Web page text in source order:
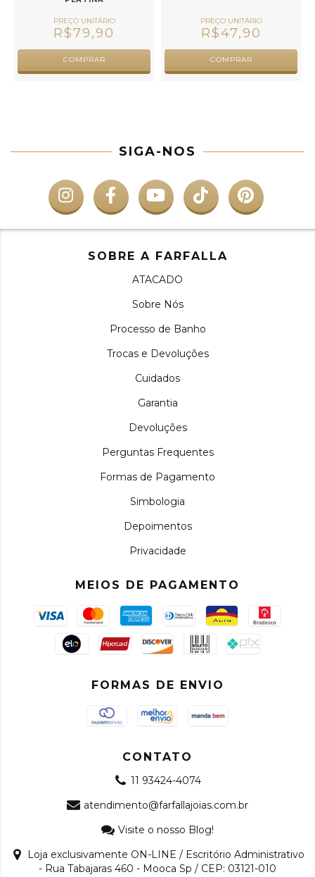
R$79,90
COMPRAR
R$47,90
COMPRAR
SIGA-NOS
SOBRE A FARFALLA
ATACADO
Sobre Nós
Processo de Banho
Trocas e Devoluções
Cuidados
Garantia
Devoluções
Perguntas Frequentes
Formas de Pagamento
Simbologia
Depoimentos
Privacidade
MEIOS DE PAGAMENTO
FORMAS DE ENVIO
CONTATO
11 93424-4074
atendimento@farfallajoias.com.br
Visite o nosso Blog!
Loja exclusivamente ON-LINE / Escritório Administrativo
- Rua Tabajaras 460 - Mooca Sp / CEP: 03121-010